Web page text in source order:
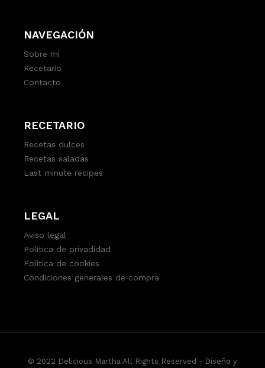
NAVEGACIÓN
Sobre mi
Recetario
Contacto
RECETARIO
Recetas dulces
Recetas saladas
Last minute recipes
LEGAL
Aviso legal
Política de privadidad
Política de cookies
Condiciones generales de compra
© 2022 Delicious Martha All Rights Reserved - Diseño y